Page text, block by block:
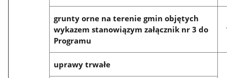
grunty orne na terenie gmin objętych
wykazem stanowiązym załącznik nr 3 do
Programu
uprawy trwałe